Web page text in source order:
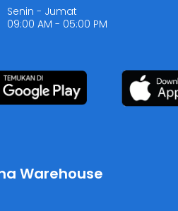
Senin - Jumat
09:00 AM - 05:00 PM
Warehouse